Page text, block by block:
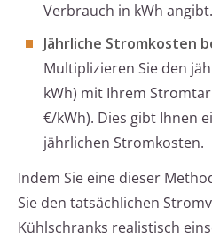
Verbrauch in kWh angibt.
Jährliche Stromkosten
Multiplizieren Sie den
kWh) mit Ihrem
€/kWh). Dies gibt Ihnen
jährlichen Stromkosten.
Indem Sie eine dieser
Sie den tatsächlichen
Kühlschranks realistisch